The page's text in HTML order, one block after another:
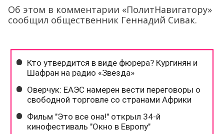
Об этом в комментарии «ПолитНавигатору»
сообщил общественник Геннадий Сивак.